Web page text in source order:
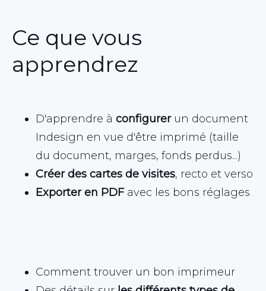
Ce que vous
apprendrez
D'apprendre à configurerun document
Indesign en vue d'être imprimé (taille
du document, marges, fonds perdus...)
Créer des cartes de visites, recto et verso
Exporter en PDFavec les bons réglages
Comment trouver un bon imprimeur